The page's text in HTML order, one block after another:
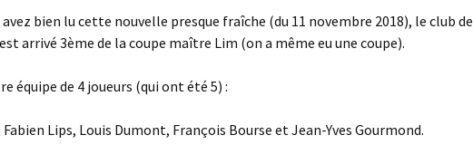
avez bien lu cette nouvelle presque fraîche (du 11 novembre 2018), le club de
arrivé 3ème de la coupe maître Lim (on a même eu une coupe).
équipe de 4 joueurs (qui ont été 5) :
Fabien Lips, Louis Dumont, François Bourse et Jean-Yves Gourmond.